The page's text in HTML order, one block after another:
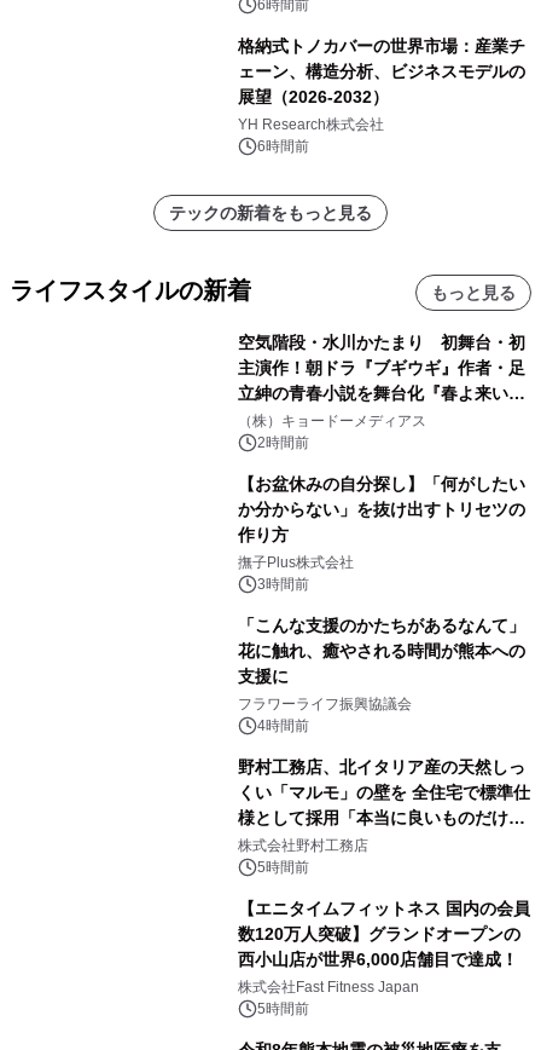
6時間前
格納式トノカバーの世界市場：産業チ
ェーン、構造分析、ビジネスモデルの
展望（2026-2032）
YH Research株式会社
6時間前
テックの新着をもっと見る
ライフスタイルの新着 もっと見る
空気階段・水川かたまり 初舞台・初
主演作！朝ドラ『ブギウギ』作者・足
立紳の青春小説を舞台化『春よ来い、
マジで来い』キービジュアル解禁！
（株）キョードーメディアス
2時間前
【お盆休みの自分探し】「何がしたい
か分からない」を抜け出すトリセツの
作り方
撫子Plus株式会社
3時間前
「こんな支援のかたちがあるなんて」
花に触れ、癒やされる時間が熊本への
支援に
フラワーライフ振興協議会
4時間前
野村工務店、北イタリア産の天然しっ
くい「マルモ」の壁を 全住宅で標準仕
様として採用「本当に良いものだけに
こだわる」
株式会社野村工務店
5時間前
【エニタイムフィットネス 国内の会員
数120万人突破】グランドオープンの
西小山店が世界6,000店舗目で達成！
株式会社Fast Fitness Japan
5時間前